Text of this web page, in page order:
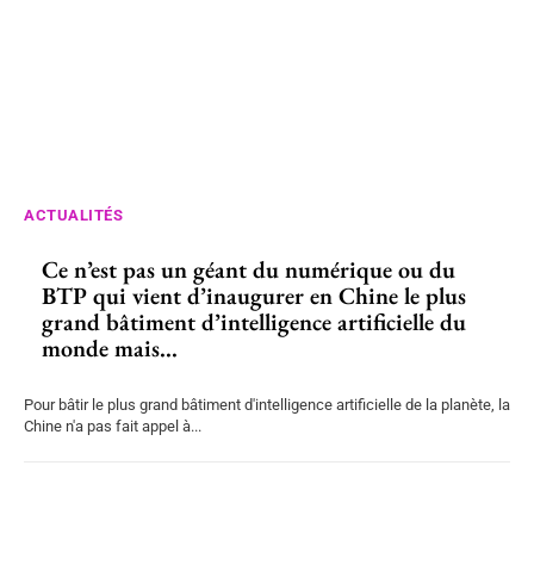
ACTUALITÉS
Ce n’est pas un géant du numérique ou du
BTP qui vient d’inaugurer en Chine le plus
grand bâtiment d’intelligence artificielle du
monde mais...
Pour bâtir le plus grand bâtiment d'intelligence artificielle de la planète, la
Chine n'a pas fait appel à...